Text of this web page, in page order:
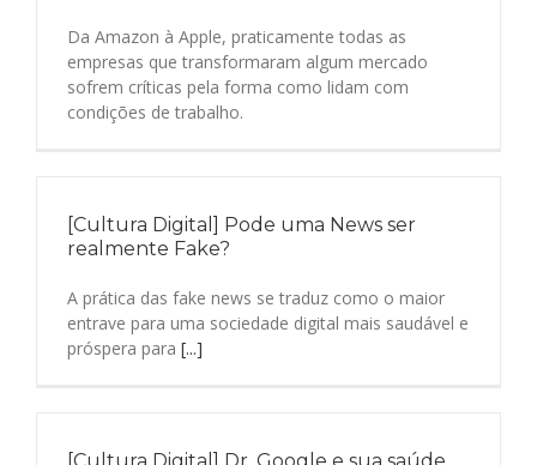
Da Amazon à Apple, praticamente todas as
empresas que transformaram algum mercado
sofrem críticas pela forma como lidam com
condições de trabalho.
[Cultura Digital] Pode uma News ser
realmente Fake?
A prática das fake news se traduz como o maior
entrave para uma sociedade digital mais saudável e
próspera para [...]